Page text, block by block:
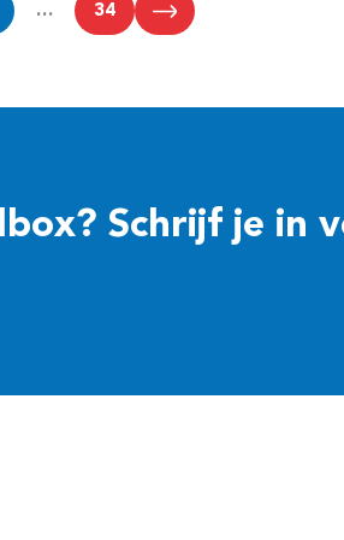
… 34
Schrijf je in